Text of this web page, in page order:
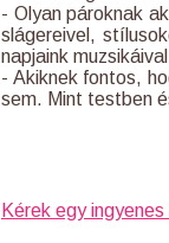
- Olyan pároknak
slágereivel,
napjaink
- Akiknek fontos,
sem. Mint testben
Kérek egy